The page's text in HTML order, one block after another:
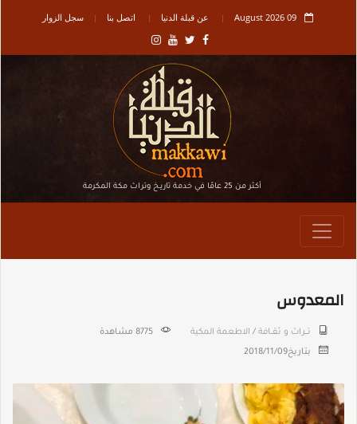
09 August 2026 عن قبلة الدنيا اتصل بنا سجل الزوار
أكثر من 25 عامًا في خدمة تاريـخ وتراث مكة المكرمة
المعدوس
تـــراث و ثقــافة / الاطعمة المكية 8775 مشاهدة
بتاريخ2018/11/09